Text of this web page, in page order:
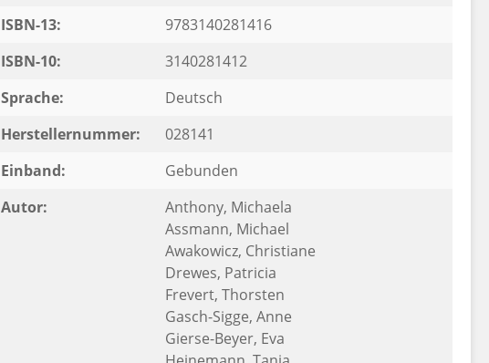
ISBN-13:
9783140281416
ISBN-10:
3140281412
Sprache:
Deutsch
Herstellernummer:
028141
Einband:
Gebunden
Autor:
Anthony, Michaela
Assmann, Michael
Awakowicz, Christiane
Drewes, Patricia
Frevert, Thorsten
Gasch-Sigge, Anne
Gierse-Beyer, Eva